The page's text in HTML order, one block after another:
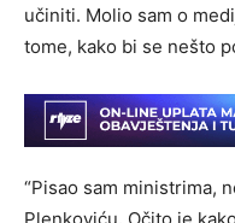
učiniti. Molio sam o
tome, kako bi se nešto
“Pisao sam ministrima,